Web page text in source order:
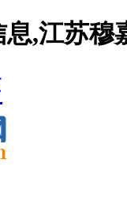
,江苏